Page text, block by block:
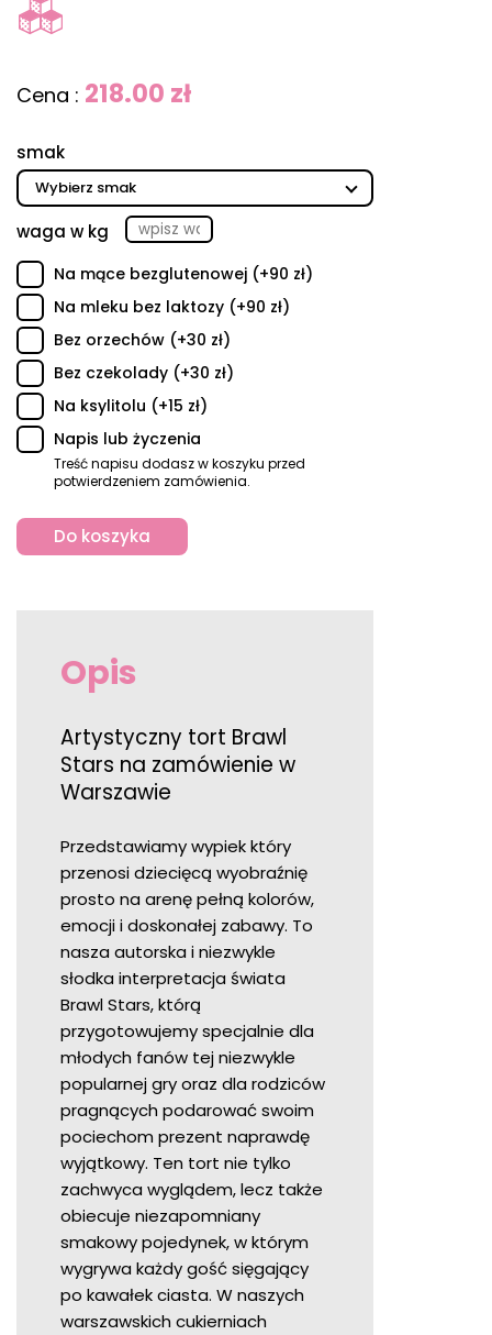
Cena : 218.00 zł
smak
waga w kg
Na mące bezglutenowej (+90 zł)
Na mleku bez laktozy (+90 zł)
Bez orzechów (+30 zł)
Bez czekolady (+30 zł)
Na ksylitolu (+15 zł)
Napis lub życzenia
Treść napisu dodasz w koszyku przed
potwierdzeniem zamówienia.
Do koszyka
Opis
Artystyczny tort Brawl
Stars na zamówienie w
Warszawie
Przedstawiamy wypiek który
przenosi dziecięcą wyobraźnię
prosto na arenę pełną kolorów,
emocji i doskonałej zabawy. To
nasza autorska i niezwykle
słodka interpretacja świata
Brawl Stars, którą
przygotowujemy specjalnie dla
młodych fanów tej niezwykle
popularnej gry oraz dla rodziców
pragnących podarować swoim
pociechom prezent naprawdę
wyjątkowy. Ten tort nie tylko
zachwyca wyglądem, lecz także
obiecuje niezapomniany
smakowy pojedynek, w którym
wygrywa każdy gość sięgający
po kawałek ciasta. W naszych
warszawskich cukierniach